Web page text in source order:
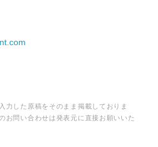
力した原稿をそのまま掲載しておりま
お問い合わせは発表元に直接お願いいた